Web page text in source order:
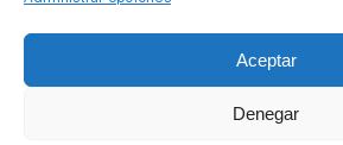
Aceptar
Denegar
© Copyright 2012 - 2026 |Diseño web: